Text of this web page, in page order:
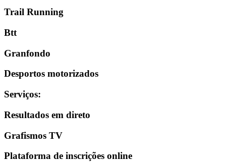
Trail Running
Btt
Granfondo
Desportos motorizados
Serviços:
Resultados em direto
Grafismos TV
Plataforma de inscrições online